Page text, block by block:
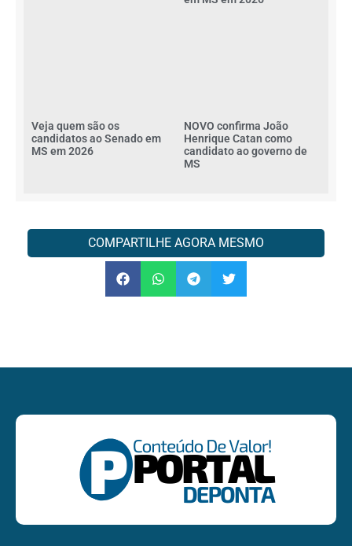
Veja quem são os
candidatos ao Senado em
MS em 2026
NOVO confirma João
Henrique Catan como
candidato ao governo de
MS
COMPARTILHE AGORA MESMO